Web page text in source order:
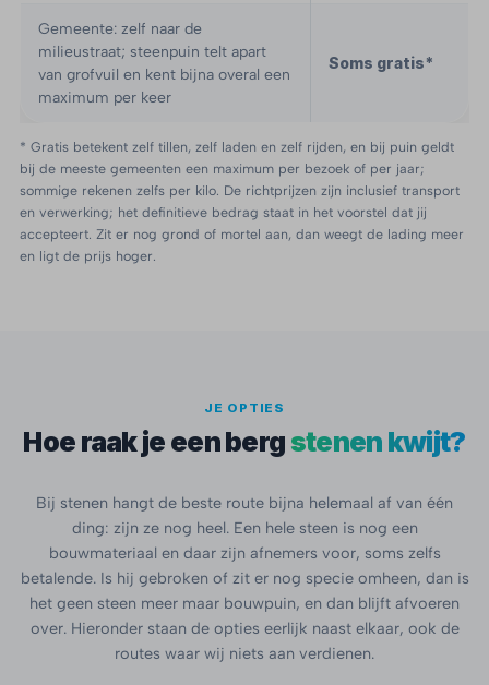
Gemeente: zelf naar de
milieustraat; steenpuin telt apart
van grofvuil en kent bijna overal een
maximum per keer
Soms gratis*
* Gratis betekent zelf tillen, zelf laden en zelf rijden, en bij puin geldt
bij de meeste gemeenten een maximum per bezoek of per jaar;
sommige rekenen zelfs per kilo. De richtprijzen zijn inclusief transport
en verwerking; het definitieve bedrag staat in het voorstel dat jij
accepteert. Zit er nog grond of mortel aan, dan weegt de lading meer
en ligt de prijs hoger.
JE OPTIES
Hoe raak je een berg stenen kwijt?
Bij stenen hangt de beste route bijna helemaal af van één
ding: zijn ze nog heel. Een hele steen is nog een
bouwmateriaal en daar zijn afnemers voor, soms zelfs
betalende. Is hij gebroken of zit er nog specie omheen, dan is
het geen steen meer maar bouwpuin, en dan blijft afvoeren
over. Hieronder staan de opties eerlijk naast elkaar, ook de
routes waar wij niets aan verdienen.